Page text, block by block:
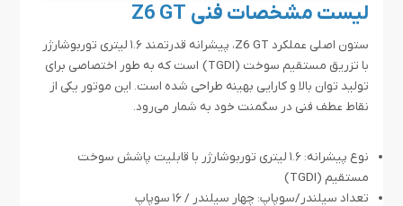
لیست مشخصات فنی Z6 GT
ستون اصلی عملکرد Z6 GT، پیشرانه قدرتمند ۱.۶ لیتری توربوشارژر
با تزریق مستقیم سوخت (TGDI) است که به طور اختصاصی برای
تولید توان بالا و کارایی بهینه طراحی شده است. این موتور یکی از
نقاط عطف فنی در سگمنت خود به شمار می‌رود.
نوع پیشرانه: ۱.۶ لیتری توربوشارژر با قابلیت پاشش سوخت
مستقیم (TGDI)
تعداد سیلندر/سوپاپ: چهار سیلندر / ۱۶ سوپاپ